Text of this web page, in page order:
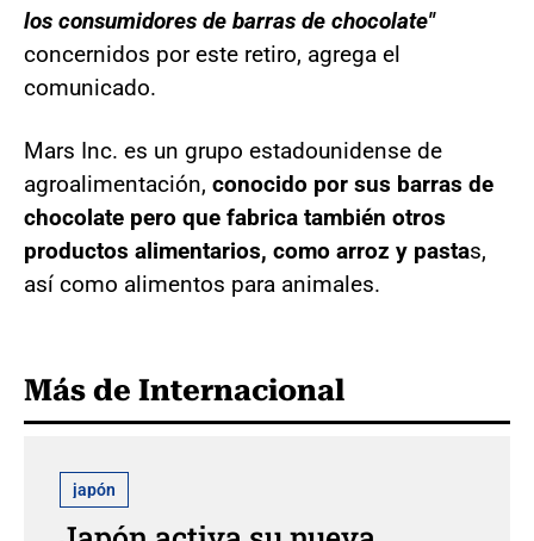
los consumidores de barras de chocolate"
concernidos por este retiro, agrega el
comunicado.
Mars Inc. es un grupo estadounidense de
agroalimentación, conocido por sus barras de
chocolate pero que fabrica también otros
productos alimentarios, como arroz y pastas,
así como alimentos para animales.
Más de Internacional
japón